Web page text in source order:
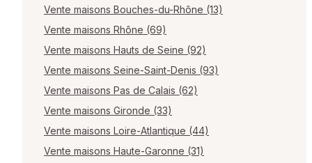
Vente maisons Bouches-du-Rhône (13)
Vente maisons Rhône (69)
Vente maisons Hauts de Seine (92)
Vente maisons Seine-Saint-Denis (93)
Vente maisons Pas de Calais (62)
Vente maisons Gironde (33)
Vente maisons Loire-Atlantique (44)
Vente maisons Haute-Garonne (31)